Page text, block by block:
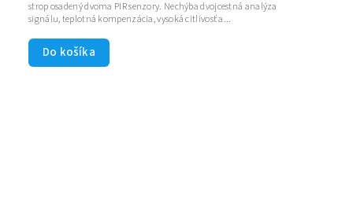
Do košíka
strop osadený dvoma PIR senzory. Nechýba dvojcestná analýza
signálu, teplotná kompenzácia, vysoká citlivosť a...